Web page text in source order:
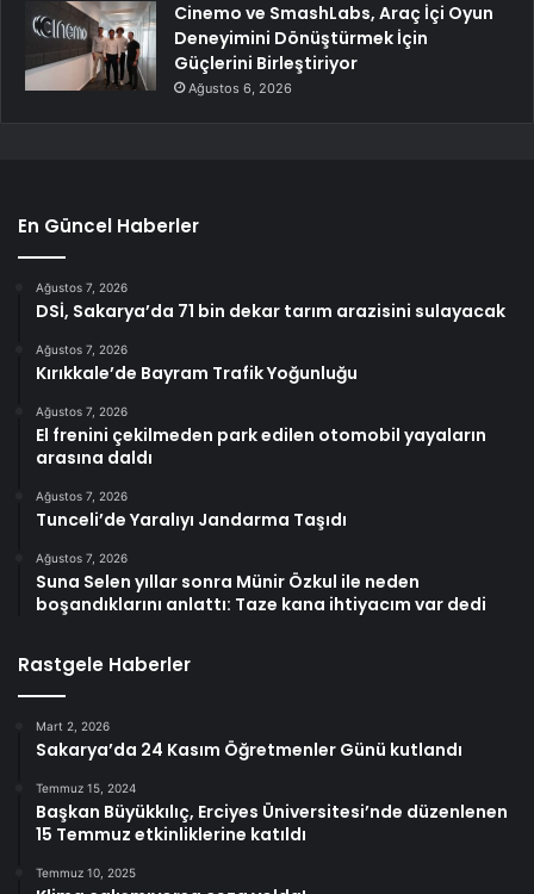
Cinemo ve SmashLabs, Araç İçi Oyun
Deneyimini Dönüştürmek İçin
Güçlerini Birleştiriyor
Ağustos 6, 2026
En Güncel Haberler
Ağustos 7, 2026
DSİ, Sakarya’da 71 bin dekar tarım arazisini sulayacak
Ağustos 7, 2026
Kırıkkale’de Bayram Trafik Yoğunluğu
Ağustos 7, 2026
El frenini çekilmeden park edilen otomobil yayaların
arasına daldı
Ağustos 7, 2026
Tunceli’de Yaralıyı Jandarma Taşıdı
Ağustos 7, 2026
Suna Selen yıllar sonra Münir Özkul ile neden
boşandıklarını anlattı: Taze kana ihtiyacım var dedi
Rastgele Haberler
Mart 2, 2026
Sakarya’da 24 Kasım Öğretmenler Günü kutlandı
Temmuz 15, 2024
Başkan Büyükkılıç, Erciyes Üniversitesi’nde düzenlenen
15 Temmuz etkinliklerine katıldı
Temmuz 10, 2025